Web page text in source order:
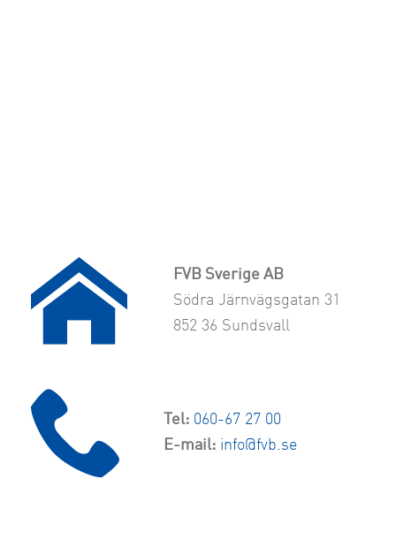
FVB Sverige AB
Södra Järnvägsgatan 31
852 36 Sundsvall
Tel: 060-67 27 00
E-mail: info@fvb.se